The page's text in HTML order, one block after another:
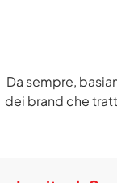
Da sempre,
dei brand che